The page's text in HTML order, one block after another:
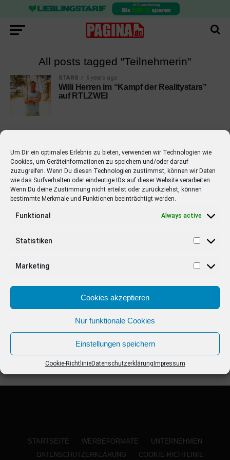
Um Dir ein optimales Erlebnis zu bieten, verwenden wir Technologien wie
Cookies, um Geräteinformationen zu speichern und/oder darauf
zuzugreifen. Wenn Du diesen Technologien zustimmst, können wir Daten
wie das Surfverhalten oder eindeutige IDs auf dieser Website verarbeiten.
Wenn Du deine Zustimmung nicht erteilst oder zurückziehst, können
bestimmte Merkmale und Funktionen beeinträchtigt werden.
Funktional Always active
Statistiken
Marketing
Cookies akzeptieren
Nur funktionale Cookies
Einstellungen speichern
Cookie-RichtlinieDatenschutzerklärung Impressum
All posts tagged "Teilnehmerin"
STARS 6 years ago
Willi Herren im “Kampf der Realitystars”
auf RTLZWEI
EMPFOHLEN
STARS 4 years ago
Barbara Schöneberger Moderatorin
von “Verstehen Sie Spaß?”
STARTSEITE WERBEFORMATE
UNTERNEHMEN
DATENSCHUTZERKLÄRUNG
COOKIE-RICHTLINIE